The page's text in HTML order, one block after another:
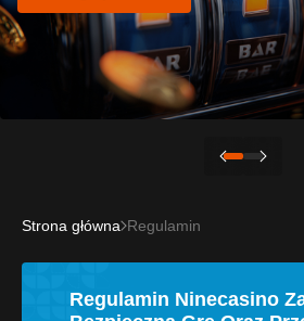
Strona główna Regulamin
Regulamin Ninecasino